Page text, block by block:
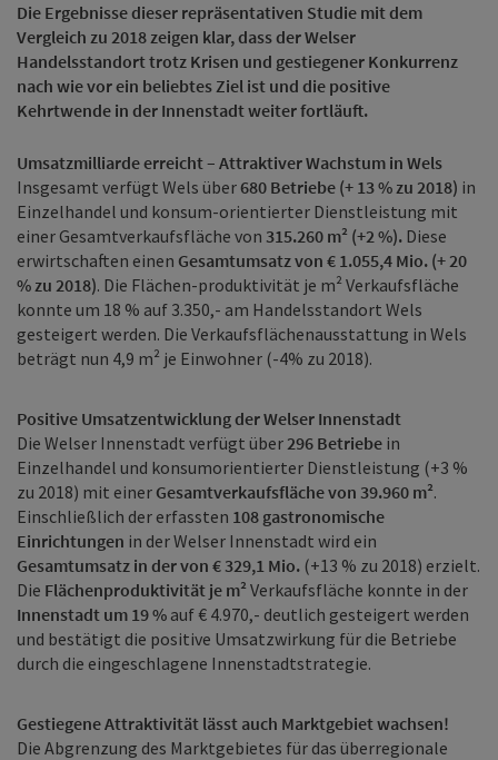
Die Ergebnisse dieser repräsentativen Studie mit dem
Vergleich zu 2018 zeigen klar, dass der Welser
Handelsstandort trotz Krisen und gestiegener Konkurrenz
nach wie vor ein beliebtes Ziel ist und die positive
Kehrtwende in der Innenstadt weiter fortläuft.
Umsatzmilliarde erreicht – Attraktiver Wachstum in Wels
Insgesamt verfügt Wels über680 Betriebe (+ 13 % zu 2018) in
Einzelhandel und konsum-orientierter Dienstleistung mit
einer Gesamtverkaufsfläche von 315.260 m² (+2 %). Diese
erwirtschaften einen Gesamtumsatz von € 1.055,4 Mio. (+ 20
% zu 2018). Die Flächen-produktivität je m² Verkaufsfläche
konnte um 18 % auf 3.350,- am Handelsstandort Wels
gesteigert werden. Die Verkaufsflächenausstattung in Wels
beträgt nun 4,9 m² je Einwohner (-4% zu 2018).
Positive Umsatzentwicklung der Welser Innenstadt
Die Welser Innenstadt verfügt über296 Betriebe in
Einzelhandel und konsumorientierter Dienstleistung (+3 %
zu 2018) mit einer Gesamtverkaufsfläche von 39.960 m².
Einschließlich der erfassten 108 gastronomische
Einrichtungen in der Welser Innenstadt wird ein
Gesamtumsatz in der von € 329,1 Mio. (+13 % zu 2018) erzielt.
Die Flächenproduktivität je m² Verkaufsfläche konnte in der
Innenstadt um 19 % auf € 4.970,- deutlich gesteigert werden
und bestätigt die positive Umsatzwirkung für die Betriebe
durch die eingeschlagene Innenstadtstrategie.
Gestiegene Attraktivität lässt auch Marktgebiet wachsen!
Die Abgrenzung des Marktgebietes für das überregionale